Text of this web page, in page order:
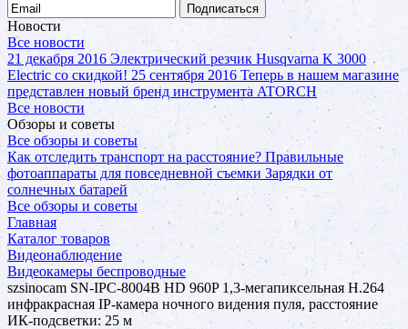
Подписаться
Новости
Все новости
21 декабря 2016 Электрический резчик Husqvarna K 3000
Electric со скидкой! 25 сентября 2016 Теперь в нашем магазине
представлен новый бренд инструмента ATORCH
Все новости
Обзоры и советы
Все обзоры и советы
Как отследить транспорт на расстояние? Правильные
фотоаппараты для повседневной съемки Зарядки от
солнечных батарей
Все обзоры и советы
Главная
Каталог товаров
Видеонаблюдение
Видеокамеры беспроводные
szsinocam SN-IPC-8004B HD 960P 1,3-мегапиксельная H.264
инфракрасная IP-камера ночного видения пуля, расстояние
ИК-подсветки: 25 м